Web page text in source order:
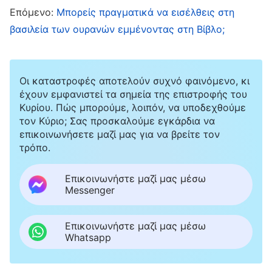
ζήτησε να ελπίζουμε ότι μια μέρα θα
δεν είναι; Άρα, αν ελπίζουμε πάντα να
αρπαχτούμε στον αέρα για να εισέλθουμε στη
βασιλεία του Θεού, αυτό δεν συνάδει με τα
λόγια του Κυρίου και τις προθέσεις Του, έτσι
δεν είναι; Οι βασιλείες της γης θα γίνουν
βασιλεία του Θεού. Ο Κύριος έρχεται να κάνει
το έργο Του στη γη τις έσχατες ημέρες, άρα η
βασιλεία των ουρανών είναι στη γη. Όπου είναι
ο Κύριος, εκεί είναι και η βασιλεία των
ουρανών. Η βασιλεία των ουρανών θα
Επόμενο: Μπορείς πραγματικά να εισέλθεις στη
βασιλεία των ουρανών εμμένοντας στη Βίβλο;
Οι καταστροφές αποτελούν συχνό φαινόμενο, κι
έχουν εμφανιστεί τα σημεία της επιστροφής του
Κυρίου. Πώς μπορούμε, λοιπόν, να υποδεχθούμε
τον Κύριο; Σας προσκαλούμε εγκάρδια να
επικοινωνήσετε μαζί μας για να βρείτε τον
τρόπο.
Επικοινωνήστε μαζί μας μέσω
Messenger
Επικοινωνήστε μαζί μας μέσω
Whatsapp